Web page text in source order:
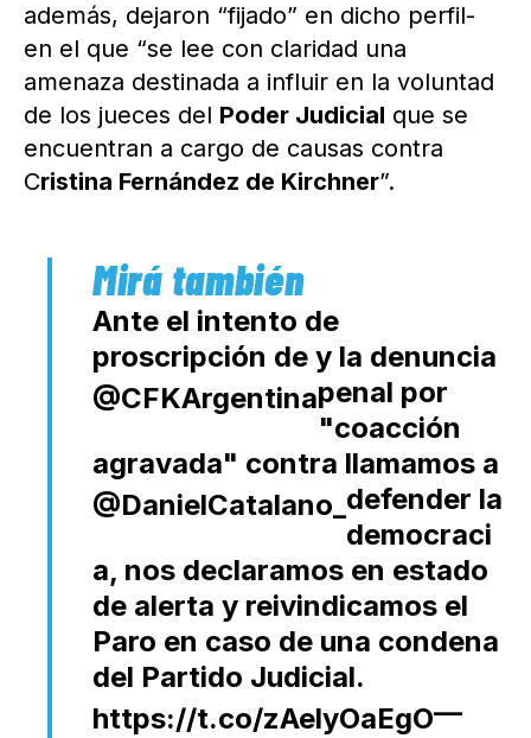
además, dejaron “fijado” en dicho perfil-
en el que “se lee con claridad una
amenaza destinada a influir en la voluntad
de los jueces del Poder Judicial que se
encuentran a cargo de causas contra
Cristina Fernández de Kirchner”.
Ante el intento de
proscripción de
@CFKArgentina
y la denuncia
penal por
"coacción
agravada" contra
@DanielCatalano_
llamamos a
defender la
democraci
a, nos declaramos en estado
de alerta y reivindicamos el
Paro en caso de una condena
del Partido Judicial.
https://t.co/zAelyOaEgO—